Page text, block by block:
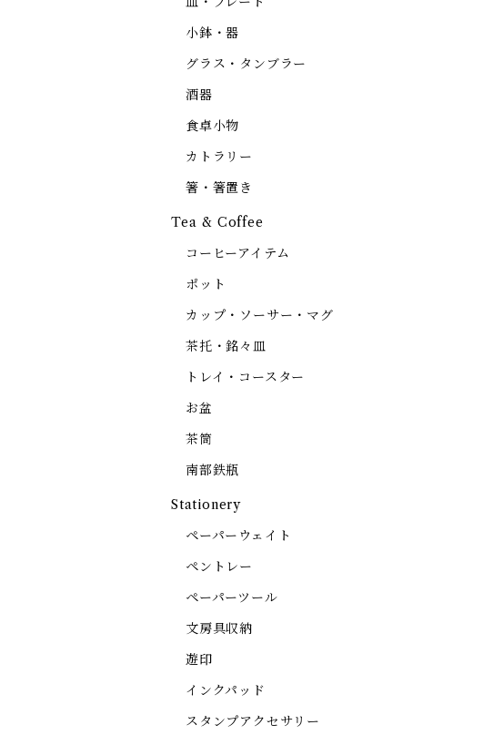
小鉢・器
グラス・タンブラー
酒器
食卓小物
カトラリー
箸・箸置き
Tea & Coffee
コーヒーアイテム
ポット
カップ・ソーサー・マグ
茶托・銘々皿
トレイ・コースター
お盆
茶筒
南部鉄瓶
Stationery
ペーパーウェイト
ペントレー
ペーパーツール
文房具収納
遊印
インクパッド
スタンプアクセサリー